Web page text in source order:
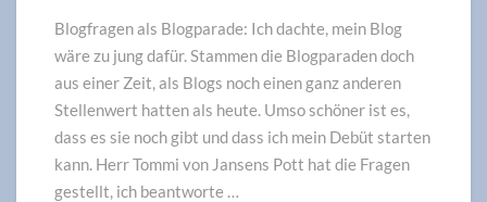
Es
gibt
noch
Blogfragen als Blogparade: Ich dachte, mein Blog
wäre zu jung dafür. Stammen die Blogparaden doch
aus einer Zeit, als Blogs noch einen ganz anderen
Stellenwert hatten als heute. Umso schöner ist es,
dass es sie noch gibt und dass ich mein Debüt starten
kann. Herr Tommi von Jansens Pott hat die Fragen
gestellt, ich beantworte …